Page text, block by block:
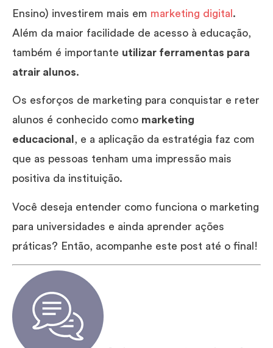
Ensino) investirem mais em marketing digital .
Além da maior facilidade de acesso à educação,
também é importante utilizar ferramentas para
atrair alunos.
Os esforços de marketing para conquistar e reter
alunos é conhecido como marketing
educacional , e a aplicação da estratégia faz com
que as pessoas tenham uma impressão mais
positiva da instituição.
Você deseja entender como funciona o marketing
para universidades e ainda aprender ações
práticas? Então, acompanhe este post até o final!